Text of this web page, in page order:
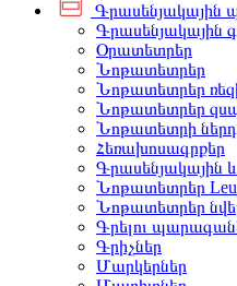
Գրասենյակային
Գրասենյակային
Օրատետրեր
Նոթատետրեր
Նոթատետրեր
Նոթատետրեր
Նոթատետրի
Հեռախոսագրքեր
Գրասենյակային
Նոթատետրեր
Նոթատետրեր
Գրելու
Գրիչներ
Մարկերներ